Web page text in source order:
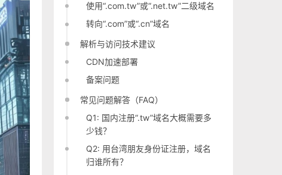
使用“.com.tw”或“.net.tw”二级域名
转向“.com”或“.cn”域名
解析与访问技术建议
CDN加速部署
备案问题
常见问题解答（FAQ）
Q1: 国内注册“.tw”域名大概需要多
少钱？
Q2: 用台湾朋友身份证注册，域名
归谁所有？